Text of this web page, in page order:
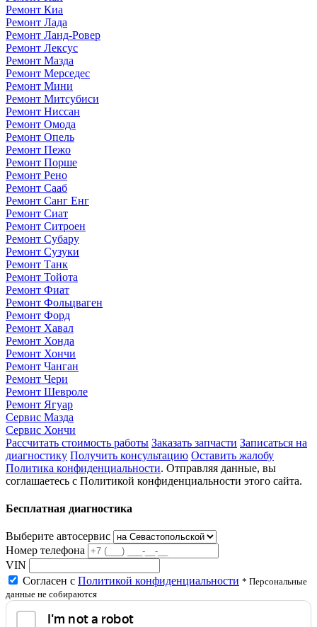
Ремонт Киа
Ремонт Лада
Ремонт Ланд-Ровер
Ремонт Лексус
Ремонт Мазда
Ремонт Мерседес
Ремонт Мини
Ремонт Митсубиси
Ремонт Ниссан
Ремонт Омода
Ремонт Опель
Ремонт Пежо
Ремонт Порше
Ремонт Рено
Ремонт Сааб
Ремонт Санг Енг
Ремонт Сиат
Ремонт Ситроен
Ремонт Субару
Ремонт Сузуки
Ремонт Танк
Ремонт Тойота
Ремонт Фиат
Ремонт Фольцваген
Ремонт Форд
Ремонт Хавал
Ремонт Хонда
Ремонт Хончи
Ремонт Чанган
Ремонт Чери
Ремонт Шевроле
Ремонт Ягуар
Сервис Мазда
Сервис Хончи
Рассчитать стоимость работы Заказать запчасти Записаться на
диагностику Получить консультацию Оставить жалобу
Политика конфиденциальности. Отправляя данные, вы
соглашаетесь с Политикой конфиденциальности этого сайта.
Бесплатная диагностика
Выберите автосервис
Номер телефона
VIN
Согласен с Политикой конфиденциальности * Персональные
данные не собираются